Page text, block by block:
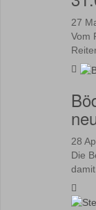
27
Vom
28
Die